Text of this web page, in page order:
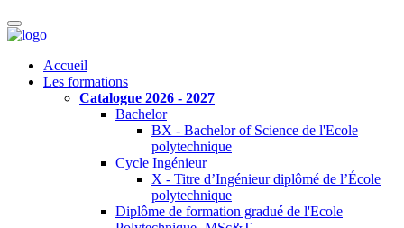
Accueil
Les formations
Catalogue 2026 - 2027
Bachelor
BX - Bachelor of Science de l'Ecole
polytechnique
Cycle Ingénieur
X - Titre d’Ingénieur diplômé de l’École
polytechnique
Diplôme de formation gradué de l'Ecole